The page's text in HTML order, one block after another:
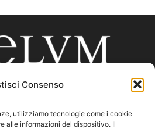
Consenso
utilizziamo tecnologie come i cookie
alle informazioni del dispositivo. Il
SIAMO